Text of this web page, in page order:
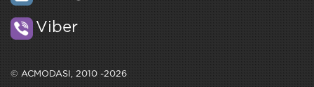
Viber
© ACMODASI, 2010 -2026